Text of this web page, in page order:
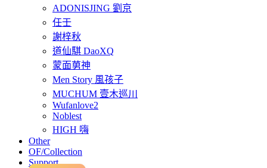
ADONISJING 劉京
任壬
謝梓秋
道仙騏 DaoXQ
蒙面莮神
Men Story 風孩子
MUCHUM 壹木巡川
Wufanlove2
Noblest
HIGH 嗨
Other
OF/Collection
Support